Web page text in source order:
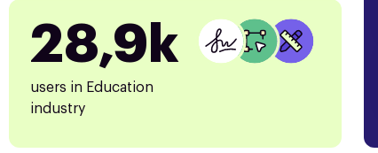
28,9k
users in Education
industry